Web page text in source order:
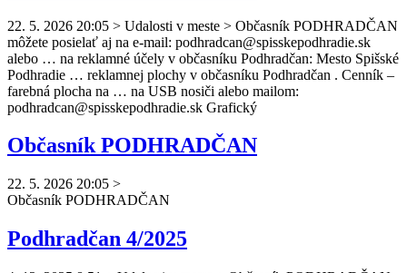
22. 5. 2026 20:05 > Udalosti v meste > Občasník PODHRADČAN
môžete posielať aj na e-mail: podhradcan@spisskepodhradie.sk
alebo … na reklamné účely v občasníku Podhradčan: Mesto Spišské
Podhradie … reklamnej plochy v občasníku Podhradčan . Cenník –
farebná plocha na … na USB nosiči alebo mailom:
podhradcan@spisskepodhradie.sk Grafický
Občasník PODHRADČAN
22. 5. 2026 20:05 >
Občasník PODHRADČAN
Podhradčan 4/2025